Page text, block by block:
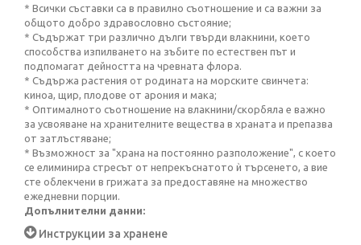
* Всички съставки са в правилно съотношение и са важни за
общото добро здравословно състояние;
* Съдържат три различно дълги твърди влакнини, което
способства изпилването на зъбите по естествен път и
подпомагат дейността на чревната флора.
* Съдържа растения от родината на морските свинчета:
киноа, щир, плодове от арония и мака;
* Оптималното съотношение на влакнини/скорбяла е важно
за усвояване на хранителните вещества в храната и препазва
от затлъстяване;
* Възможност за "храна на постоянно разположение", с което
се елиминира стресът от непрекъснатото ѝ търсенето, а вие
сте облекчени в грижата за предоставяне на множество
ежедневни порции.
Допълнителни данни:
Инструкции за хранене